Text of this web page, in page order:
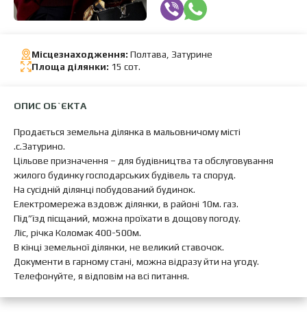
Місцезнаходження: Полтава, Затурине
Площа ділянки: 15 сот.
ОПИС ОБ`ЄКТА
Продається земельна ділянка в мальовничому місті
.с.Затурино.
Цільове призначення – для будівництва та обслуговування
жилого будинку господарських будівель та споруд.
На сусідній ділянці побудований будинок.
Електромережа вздовж ділянки, в районі 10м. газ.
Під”їзд пісщаний, можна проїхати в дощову погоду.
Ліс, річка Коломак 400-500м.
В кінці земельної ділянки, не великий ставочок.
Документи в гарному стані, можна відразу йти на угоду.
Телефонуйте, я відповім на всі питання.